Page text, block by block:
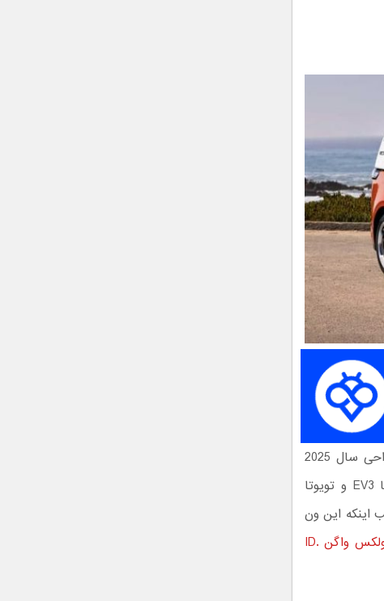
ون برقی فولکس واگن که با نام ID. Buzz به فروش می‌رسد، نماد بهترین طراحی سال 2025
است. این خودرو جذاب اروپایی با طراحی رترو، رقبای سرسختی همچون کیا EV3 و تویوتا
اینکه این ون
فولکس واگن ID.